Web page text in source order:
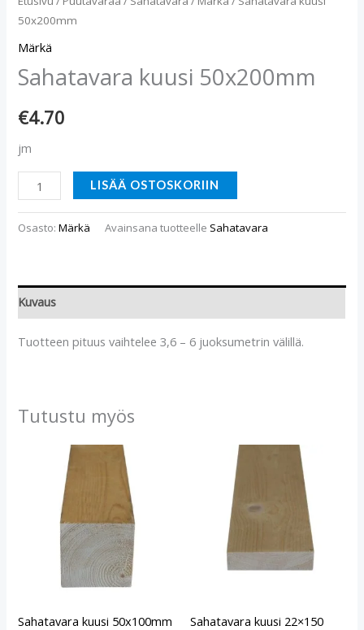
50x200mm
Märkä
Sahatavara kuusi 50x200mm
€4.70
jm
LISÄÄ OSTOSKORIIN
Osasto:Märkä Avainsana tuotteelle Sahatavara
Kuvaus
Tuotteen pituus vaihtelee 3,6 – 6 juoksumetrin välillä.
Tutustu myös
Sahatavara kuusi 50x100mm
Sahatavara kuusi 22×150